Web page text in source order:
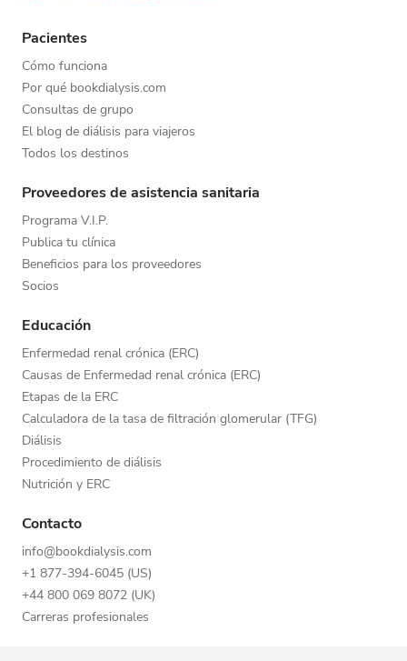
Pacientes
Cómo funciona
Por qué bookdialysis.com
Consultas de grupo
El blog de diálisis para viajeros
Todos los destinos
Proveedores de asistencia sanitaria
Programa V.I.P.
Publica tu clínica
Beneficios para los proveedores
Socios
Educación
Enfermedad renal crónica (ERC)
Causas de Enfermedad renal crónica (ERC)
Etapas de la ERC
Calculadora de la tasa de filtración glomerular (TFG)
Diálisis
Procedimiento de diálisis
Nutrición y ERC
Contacto
info@bookdialysis.com
+1 877-394-6045 (US)
+44 800 069 8072 (UK)
Carreras profesionales